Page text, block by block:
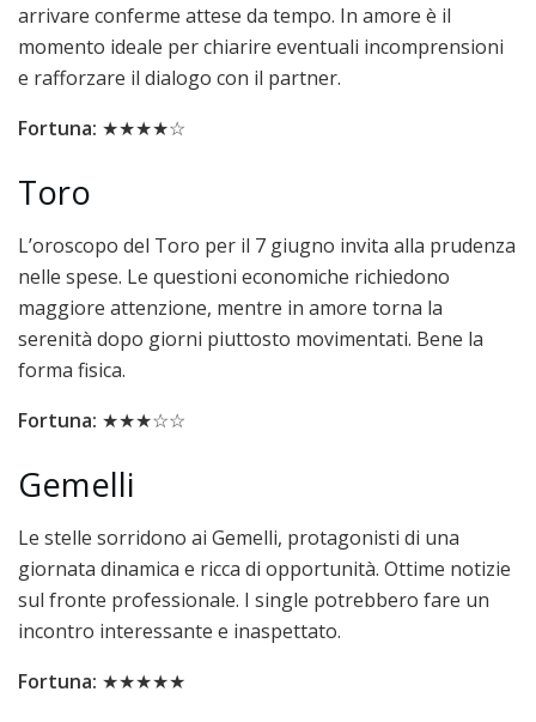
arrivare conferme attese da tempo. In amore è il
momento ideale per chiarire eventuali incomprensioni
e rafforzare il dialogo con il partner.
Fortuna: ★★★★☆
Toro
L’oroscopo del Toro per il 7 giugno invita alla prudenza
nelle spese. Le questioni economiche richiedono
maggiore attenzione, mentre in amore torna la
serenità dopo giorni piuttosto movimentati. Bene la
forma fisica.
Fortuna: ★★★☆☆
Gemelli
Le stelle sorridono ai Gemelli, protagonisti di una
giornata dinamica e ricca di opportunità. Ottime notizie
sul fronte professionale. I single potrebbero fare un
incontro interessante e inaspettato.
Fortuna: ★★★★★